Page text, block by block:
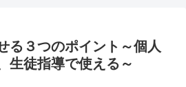
る３つのポイント～個人
生徒指導で使える～